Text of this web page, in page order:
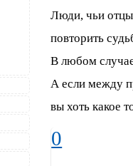
Люди, чьи отцы
повторить
В любом
А если между
вы хоть какое
0